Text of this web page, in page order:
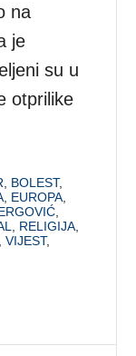
na
je
su u
otprilike
BOLEST,
EUROPA
RELIGIJA
,VIJEST,